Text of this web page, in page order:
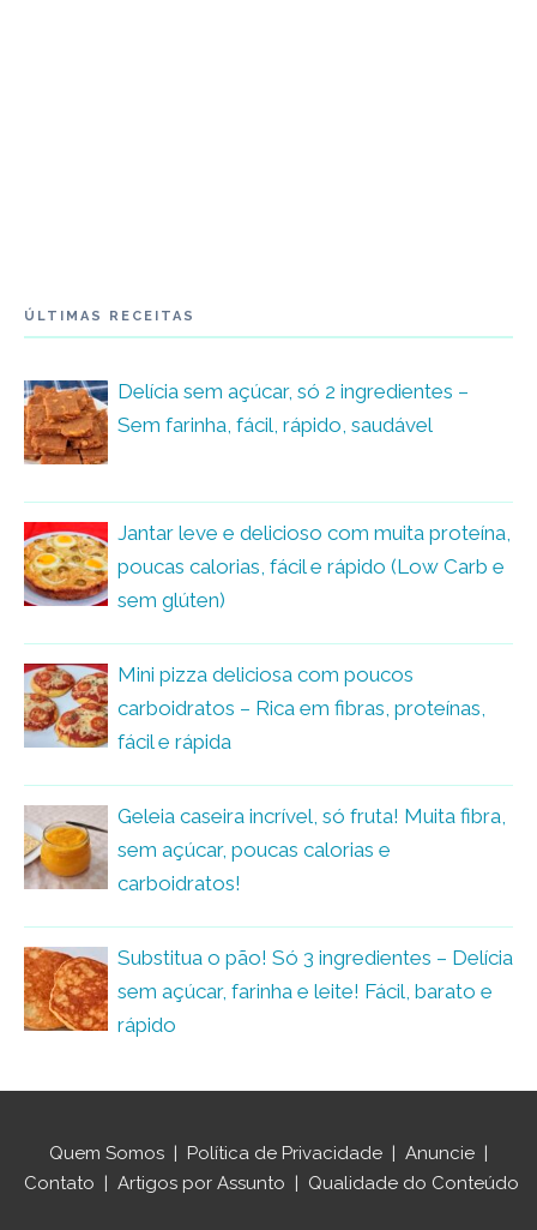
ÚLTIMAS RECEITAS
Delícia sem açúcar, só 2 ingredientes –
Sem farinha, fácil, rápido, saudável
Jantar leve e delicioso com muita proteína,
poucas calorias, fácil e rápido (Low Carb e
sem glúten)
Mini pizza deliciosa com poucos
carboidratos – Rica em fibras, proteínas,
fácil e rápida
Geleia caseira incrível, só fruta! Muita fibra,
sem açúcar, poucas calorias e
carboidratos!
Substitua o pão! Só 3 ingredientes – Delícia
sem açúcar, farinha e leite! Fácil, barato e
rápido
Quem Somos | Política de Privacidade | Anuncie |
Contato | Artigos por Assunto | Qualidade do Conteúdo